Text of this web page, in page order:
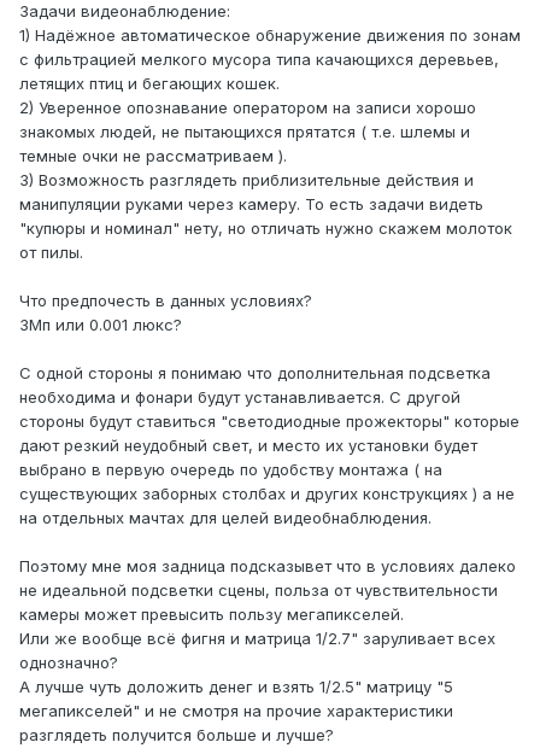
Задачи видеонаблюдение:
1) Надёжное автоматическое обнаружение движения по зонам
с фильтрацией мелкого мусора типа качающихся деревьев,
летящих птиц и бегающих кошек.
2) Уверенное опознавание оператором на записи хорошо
знакомых людей, не пытающихся прятатся ( т.е. шлемы и
темные очки не рассматриваем ).
3) Возможность разглядеть приблизительные действия и
манипуляции руками через камеру. То есть задачи видеть
"купюры и номинал" нету, но отличать нужно скажем молоток
от пилы.
Что предпочесть в данных условиях?
3Мп или 0.001 люкс?
С одной стороны я понимаю что дополнительная подсветка
необходима и фонари будут устанавливается. С другой
стороны будут ставиться "светодиодные прожекторы" которые
дают резкий неудобный свет, и место их установки будет
выбрано в первую очередь по удобству монтажа ( на
существующих заборных столбах и других конструкциях ) а не
на отдельных мачтах для целей видеобнаблюдения.
Поэтому мне моя задница подсказывет что в условиях далеко
не идеальной подсветки сцены, польза от чувствительности
камеры может превысить пользу мегапикселей.
Или же вообще всё фигня и матрица 1/2.7" заруливает всех
однозначно?
А лучше чуть доложить денег и взять 1/2.5" матрицу "5
мегапикселей" и не смотря на прочие характеристики
разглядеть получится больше и лучше?